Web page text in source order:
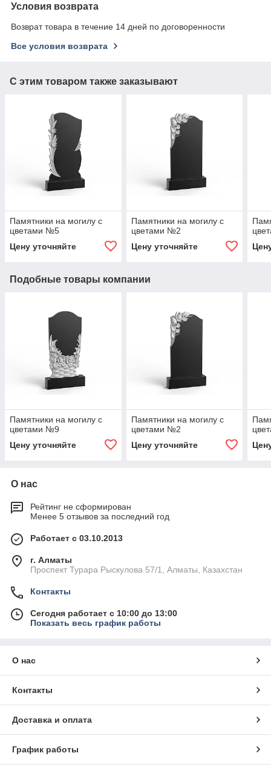
Условия возврата
Возврат товара в течение 14 дней по договоренности
Все условия возврата
С этим товаром также заказывают
Памятники на могилу с
цветами №5
Цену уточняйте
Памятники на могилу с
цветами №2
Цену уточняйте
Подобные товары компании
Памятники на могилу с
цветами №9
Цену уточняйте
Памятники на могилу с
цветами №2
Цену уточняйте
О нас
Рейтинг не сформирован
Менее 5 отзывов за последний год
Работает с 03.10.2013
г. Алматы
Проспект Турара Рыскулова 57/1, Алматы, Казахстан
Контакты
Сегодня работает с 10:00 до 13:00
Показать весь график работы
О нас
Контакты
Доставка и оплата
График работы